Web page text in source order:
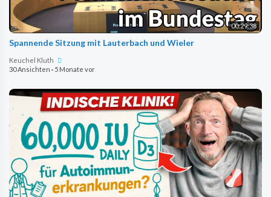
00:29:38
Spannende Sitzung mit Lauterbach und Wieler
Keuchel Kluth
30 Ansichten · 5 Monate vor